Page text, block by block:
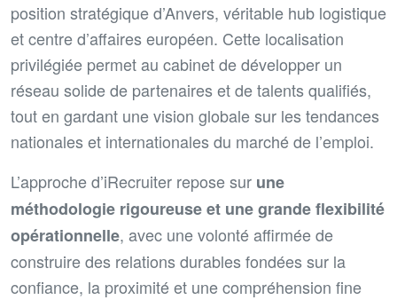
position stratégique d’Anvers, véritable hub logistique
et centre d’affaires européen. Cette localisation
privilégiée permet au cabinet de développer un
réseau solide de partenaires et de talents qualifiés,
tout en gardant une vision globale sur les tendances
nationales et internationales du marché de l’emploi.
L’approche d’iRecruiter repose sur une
méthodologie rigoureuse et une grande flexibilité
opérationnelle, avec une volonté affirmée de
construire des relations durables fondées sur la
confiance, la proximité et une compréhension fine